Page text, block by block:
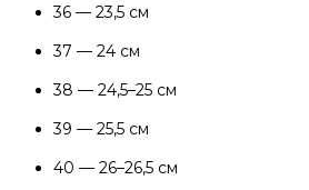
36 — 23,5 см
37 — 24 см
38 — 24,5–25 см
39 — 25,5 см
40 — 26–26,5 см